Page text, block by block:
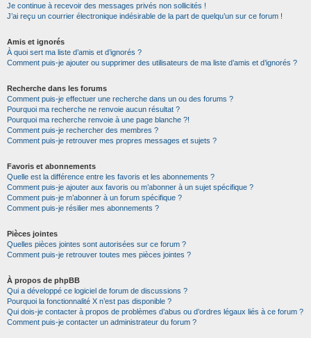
Je continue à recevoir des messages privés non sollicités !
J’ai reçu un courrier électronique indésirable de la part de quelqu’un sur ce forum !
Amis et ignorés
À quoi sert ma liste d’amis et d’ignorés ?
Comment puis-je ajouter ou supprimer des utilisateurs de ma liste d’amis et d’ignorés ?
Recherche dans les forums
Comment puis-je effectuer une recherche dans un ou des forums ?
Pourquoi ma recherche ne renvoie aucun résultat ?
Pourquoi ma recherche renvoie à une page blanche ?!
Comment puis-je rechercher des membres ?
Comment puis-je retrouver mes propres messages et sujets ?
Favoris et abonnements
Quelle est la différence entre les favoris et les abonnements ?
Comment puis-je ajouter aux favoris ou m’abonner à un sujet spécifique ?
Comment puis-je m’abonner à un forum spécifique ?
Comment puis-je résilier mes abonnements ?
Pièces jointes
Quelles pièces jointes sont autorisées sur ce forum ?
Comment puis-je retrouver toutes mes pièces jointes ?
À propos de phpBB
Qui a développé ce logiciel de forum de discussions ?
Pourquoi la fonctionnalité X n’est pas disponible ?
Qui dois-je contacter à propos de problèmes d’abus ou d’ordres légaux liés à ce forum ?
Comment puis-je contacter un administrateur du forum ?